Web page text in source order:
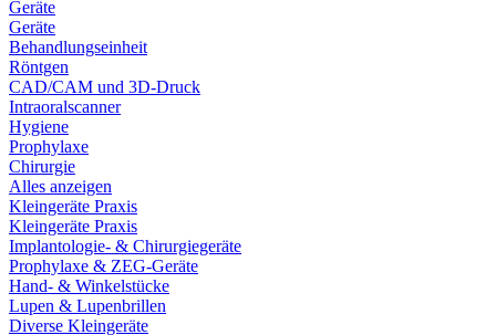
Geräte
Geräte
Behandlungseinheit
Röntgen
CAD/CAM und 3D-Druck
Intraoralscanner
Hygiene
Prophylaxe
Chirurgie
Alles anzeigen
Kleingeräte Praxis
Kleingeräte Praxis
Implantologie- & Chirurgiegeräte
Prophylaxe & ZEG-Geräte
Hand- & Winkelstücke
Lupen & Lupenbrillen
Diverse Kleingeräte